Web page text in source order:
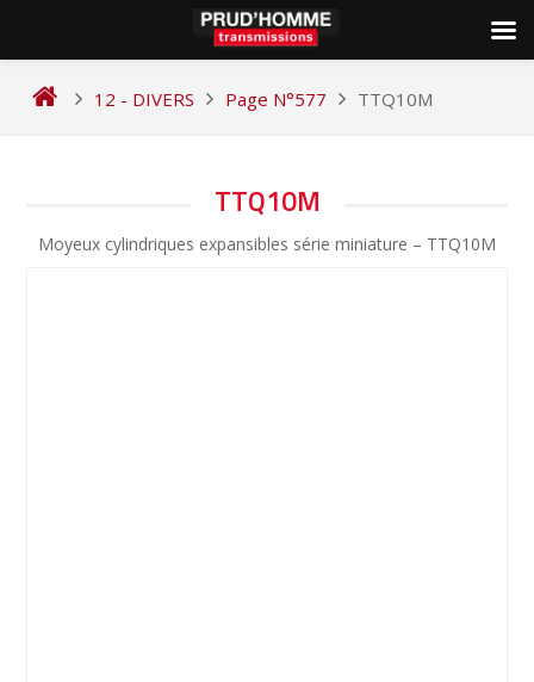
12 - DIVERS Page N°577 TTQ10M
TTQ10M
Moyeux cylindriques expansibles série miniature – TTQ10M
DE